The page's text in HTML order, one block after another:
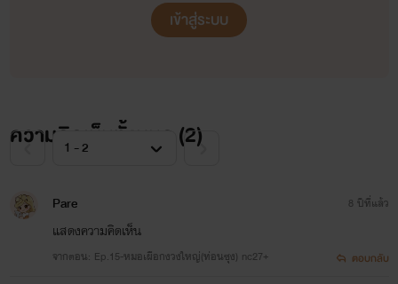
ยักษ์
เล็กให้ล้มลงกับพื้น เดินมาเหยียบมือเล็กข้างที่ตบหน้าตนพร้อม
เข้าสู่ระบบ
ความคิดเห็นทั้งหมด (2)
Pare
แสดงความคิดเห็น
จากตอน: Ep.15-หมอเผือกงวงใหญ่(ท่อนซุง) nc27+
8 ปีที่แล้ว
ตอบกลับ